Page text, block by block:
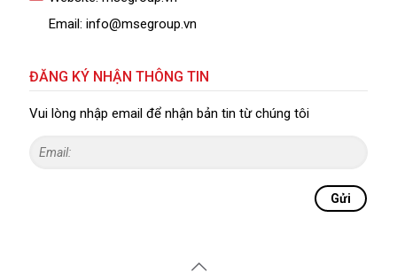
Email: info@msegroup.vn
ĐĂNG KÝ NHẬN THÔNG TIN
Vui lòng nhập email để nhận bản tin từ chúng tôi